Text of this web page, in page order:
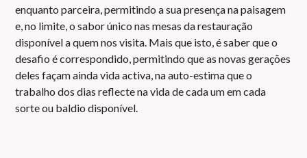
enquanto parceira, permitindo a sua presença na paisagem
e, no limite, o sabor único nas mesas da restauração
disponível a quem nos visita. Mais que isto, é saber que o
desafio é correspondido, permitindo que as novas gerações
deles façam ainda vida activa, na auto-estima que o
trabalho dos dias reflecte na vida de cada um em cada
sorte ou baldio disponível.